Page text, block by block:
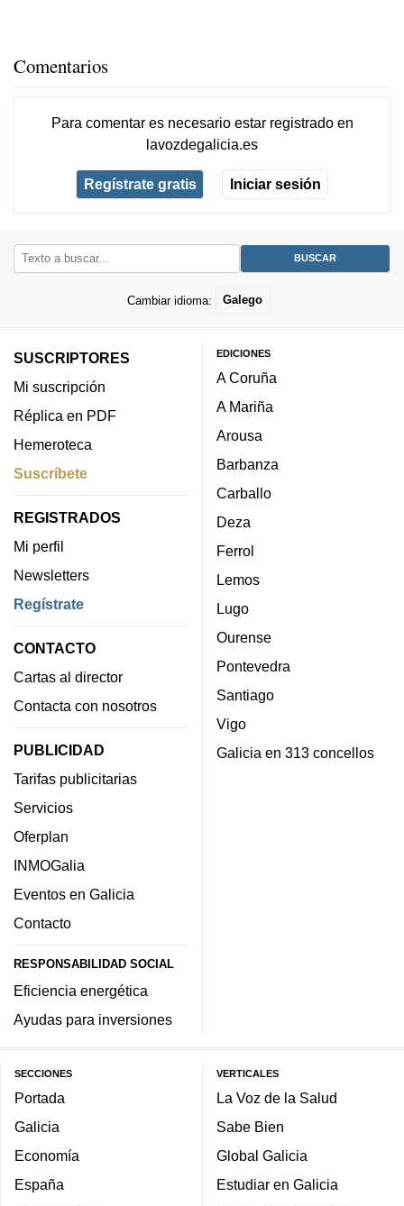
Comentarios
Para comentar es necesario estar registradoen
lavozdegalicia.es
Regístrate gratis Iniciar sesión
Cambiar idioma: Galego
SUSCRIPTORES
Mi suscripción
Réplica en PDF
Hemeroteca
Suscríbete
REGISTRADOS
Mi perfil
Newsletters
Regístrate
CONTACTO
Cartas al director
Contacta con nosotros
PUBLICIDAD
Tarifas publicitarias
Servicios
Oferplan
INMOGalia
Eventos en Galicia
Contacto
RESPONSABILIDAD SOCIAL
Eficiencia energética
Ayudas para inversiones
EDICIONES
A Coruña
A Mariña
Arousa
Barbanza
Carballo
Deza
Ferrol
Lemos
Lugo
Ourense
Pontevedra
Santiago
Vigo
Galicia en 313 concellos
SECCIONES
Portada
Galicia
Economía
España
VERTICALES
La Voz de la Salud
Sabe Bien
Global Galicia
Estudiar en Galicia